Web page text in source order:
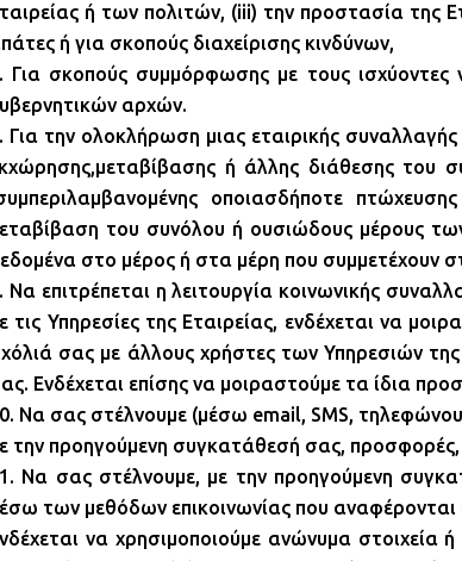
ή των πολιτών, (iii) την προστασία της
ή για σκοπούς διαχείρισης κινδύνων,
Για σκοπούς συμμόρφωσης με τους ισχύοντες
αρχών.
Για την ολοκλήρωση μιας εταιρικής
ή άλλης διάθεσης του
οποιασδήποτε
του συνόλου ή ουσιώδους μέρους
στο μέρος ή στα μέρη που συμμετέχουν
Να επιτρέπεται η λειτουργία κοινωνικής
τις Υπηρεσίες της Εταιρείας, ενδέχεται να
σας με άλλους χρήστες των Υπηρεσιών
Ενδέχεται επίσης να μοιραστούμε τα ίδια
Να σας στέλνουμε (μέσω email, SMS,
την προηγούμενη συγκατάθεσή σας, προσφορές,
Να σας στέλνουμε, με την προηγούμενη
των μεθόδων επικοινωνίας που
να χρησιμοποιούμε ανώνυμα στοιχεία